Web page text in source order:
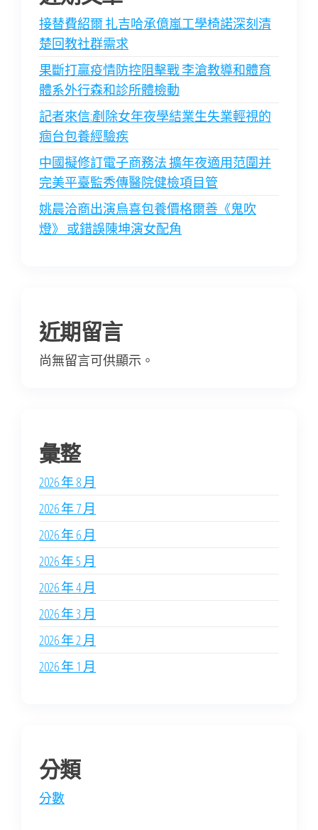
接替費紹爾 扎吉哈承億嵐工學椅諾深刻清
楚回教社群需求
果斷打贏疫情防控阻擊戰 李滄教導和體育
體系外行森和診所體檢動
記者來信:剷除女年夜學結業生失業輕視的
痼台包養經驗疾
中國擬修訂電子商務法 擴年夜適用范圍并
完美平臺監秀傳醫院健檢項目管
姚晨洽商出演烏喜包養價格爾善《鬼吹
燈》 或錯誤陳坤演女配角
近期留言
尚無留言可供顯示。
彙整
2026 年 8 月
2026 年 7 月
2026 年 6 月
2026 年 5 月
2026 年 4 月
2026 年 3 月
2026 年 2 月
2026 年 1 月
分類
分數